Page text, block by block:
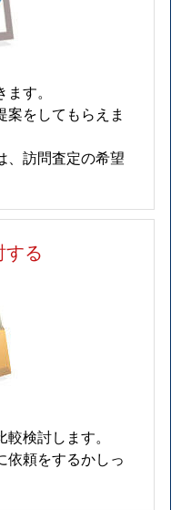
す。
案をしてもらえま
、訪問査定の希望
する
検討します。
依頼をするかしっ